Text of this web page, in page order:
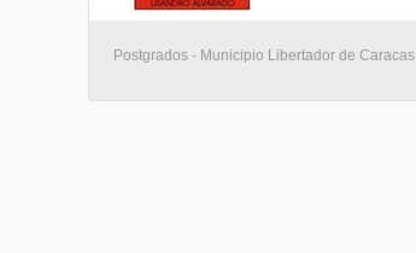
Postgrados - Municipio Libertador de Caracas